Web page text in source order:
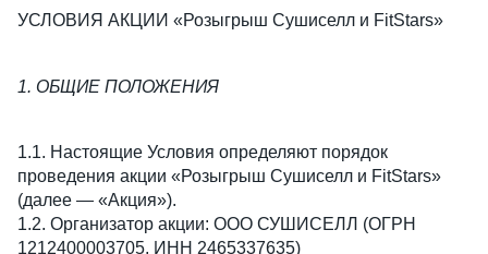
УСЛОВИЯ АКЦИИ «Розыгрыш Сушиселл и FitStars»
1. ОБЩИЕ ПОЛОЖЕНИЯ
1.1. Настоящие Условия определяют порядок
проведения акции «Розыгрыш Сушиселл и FitStars»
(далее — «Акция»).
1.2. Организатор акции: ООО СУШИСЕЛЛ (ОГРН
1212400003705, ИНН 2465337635)